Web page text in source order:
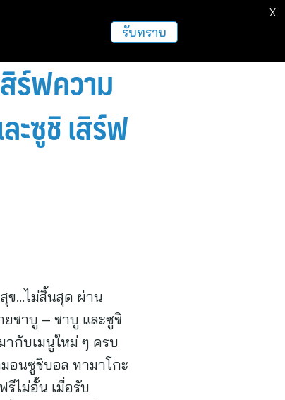
ฝากข่าวประชาสัมพันธ์
ร์ฟความ
ะซูชิ เสิร์ฟ
ข…ไม่สิ้นสุด ผ่าน
ยชาบู – ชาบู และซูชิ
กับเมนูใหม่ ๆ ครบ
อนซูชิบอล ทามาโกะ
รีไม่อั้น เมื่อรับ
รับทราบ
X